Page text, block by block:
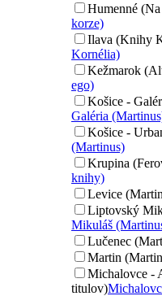
Humenné
korze)
Ilava (Knihy
Kornélia)
Kežmarok
ego)
Košice -
Galéria
Košice -
(Martinus)
Krupina
knihy)
Levice
Liptovský
Mikuláš
Lučenec
Martin
Michalovce -
titulov)